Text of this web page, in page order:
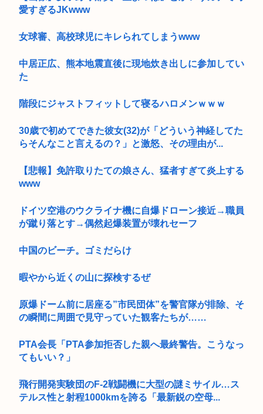
愛すぎるJKwww
女球審、高校球児にキレられてしまうwww
中居正広、熊本地震直後に現地炊き出しに参加してい
た
階段にジャストフィットして寝るハロメンｗｗｗ
30歳で初めてできた彼女(32)が「どういう神経してた
らそんなこと言えるの？」と激怒、その理由が...
【悲報】免許取りたての娘さん、猛者すぎて炎上する
www
ドイツ空港のウクライナ機に自爆ドローン接近→職員
が蹴り落とす→偶然起爆装置が壊れセーフ
中国のビーチ。ゴミだらけ
暇やから近くの山に探検するぜ
原爆ドーム前に居座る”市民団体”を警官隊が排除、そ
の瞬間に周囲で見守っていた観客たちが……
PTA会長「PTA参加拒否した親へ最終警告。こうなっ
てもいい？」
飛行開発実験団のF-2戦闘機に大型の謎ミサイル…ス
テルス性と射程1000kmを誇る「最新鋭の空母...